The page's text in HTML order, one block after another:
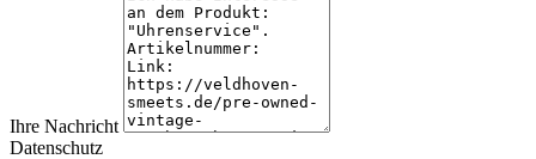
Ihre Nachricht
Datenschutz